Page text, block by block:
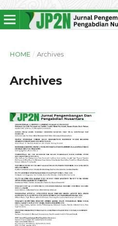
HOME / Archives
Archives